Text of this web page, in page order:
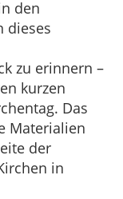
den
dieses
zu erinnern –
kurzen
Das
Materialien
der
in